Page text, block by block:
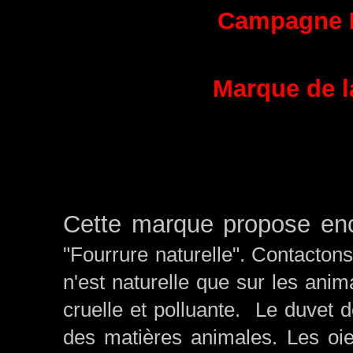
Marque de
Cette marque propose
"Fourrure naturelle".
n'est naturelle que sur les
cruelle et polluante. Le duvet
des matières animales. Les